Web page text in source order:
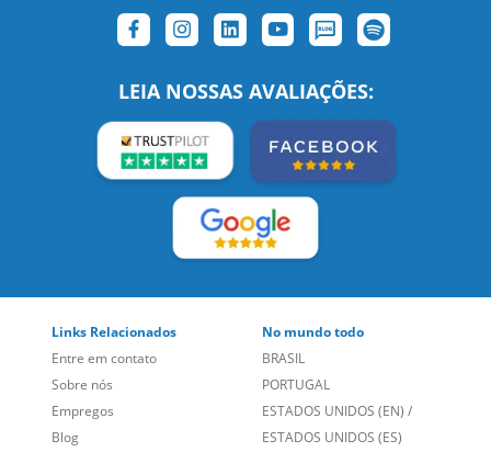
SIGA-NOS:
LEIA NOSSAS AVALIAÇÕES:
Links Relacionados
Entre em contato
Sobre nós
No mundo todo
BRASIL
PORTUGAL